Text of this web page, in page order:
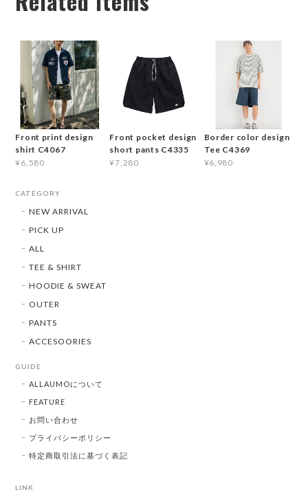
Front print design
shirt C4067
¥6,580
Front pocket design
short pants C4335
¥7,280
Border color design
Tee C4369
¥6,980
CATEGORY
NEW ARRIVAL
PICK UP
ALL
TEE & SHIRT
HOODIE & SWEAT
OUTER
PANTS
ACCESOORIES
GUIDE
ALLAUMOについて
FEATURE
お問い合わせ
プライバシーポリシー
特定商取引法に基づく表記
LINK